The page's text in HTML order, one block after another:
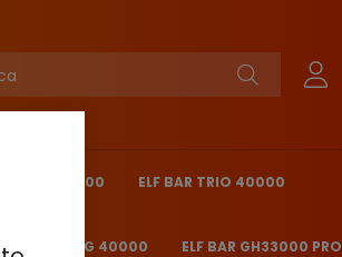
PRO 40000 ELF BAR TRIO 40000
BAR ICE KING 40000 ELF BAR GH33000 PRO